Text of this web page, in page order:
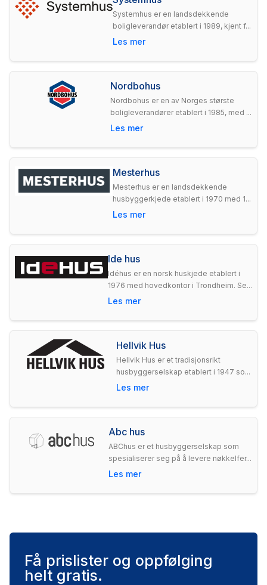
Systemhus er en landsdekkende
boligleverandør etablert i 1989, kjent f...
Les mer
Nordbohus
Nordbohus er en av Norges største
boligleverandører etablert i 1985, med ...
Les mer
Mesterhus
Mesterhus er en landsdekkende
husbyggerkjede etablert i 1970 med 1...
Les mer
Ide hus
Idéhus er en norsk huskjede etablert i
1976 med hovedkontor i Trondheim. Se...
Les mer
Hellvik Hus
Hellvik Hus er et tradisjonsrikt
husbyggerselskap etablert i 1947 so...
Les mer
Abc hus
ABChus er et husbyggerselskap som
spesialiserer seg på å levere nøkkelfer...
Les mer
Få prislister og oppfølging
helt gratis.